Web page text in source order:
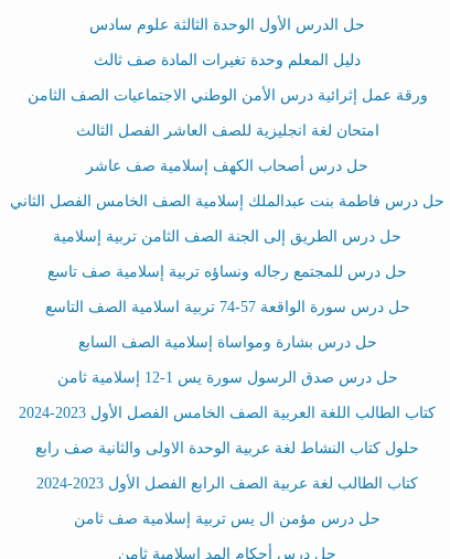
حل الدرس الأول الوحدة الثالثة علوم سادس
دليل المعلم وحدة تغيرات المادة صف ثالث
ورقة عمل إثرائية درس الأمن الوطني الاجتماعيات الصف الثامن
امتحان لغة انجليزية للصف العاشر الفصل الثالث
حل درس أصحاب الكهف إسلامية صف عاشر
حل درس فاطمة بنت عبدالملك إسلامية الصف الخامس الفصل الثاني
حل درس الطريق إلى الجنة الصف الثامن تربية إسلامية
حل درس للمجتمع رجاله ونساؤه تربية إسلامية صف تاسع
حل درس سورة الواقعة 57-74 تربية اسلامية الصف التاسع
حل درس بشارة ومواساة إسلامية الصف السابع
حل درس صدق الرسول سورة يس 1-12 إسلامية ثامن
كتاب الطالب اللغة العربية الصف الخامس الفصل الأول 2023-2024
حلول كتاب النشاط لغة عربية الوحدة الاولى والثانية صف رابع
كتاب الطالب لغة عربية الصف الرابع الفصل الأول 2023-2024
حل درس مؤمن ال يس تربية إسلامية صف ثامن
حل درس أحكام المد اسلامية ثامن